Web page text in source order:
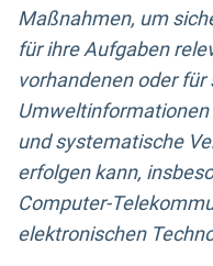
Maßnahmen, um
für ihre Aufgaben
vorhandenen oder
und systematische
erfolgen kann,
Computer-
elektronischen